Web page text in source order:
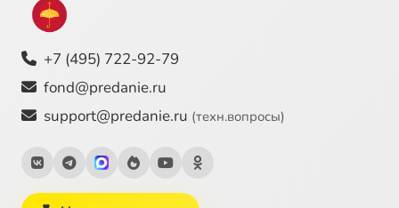
+7 (495) 722-92-79
fond@predanie.ru
support@predanie.ru (техн.вопросы)